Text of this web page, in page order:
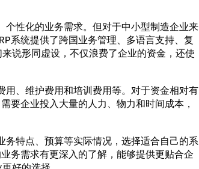
性化的业务需求。但对于中小型制造企业来
系统提供了跨国业务管理、多语言支持、复
说形同虚设，不仅浪费了企业的资金，还使
、维护费用和培训费用等。对于资金相对有
要企业投入大量的人力、物力和时间成本，
特点、预算等实际情况，选择适合自己的系
务需求有更深入的了解，能够提供更贴合企